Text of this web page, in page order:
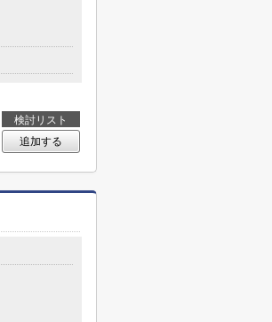
検討リスト
追加する